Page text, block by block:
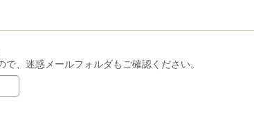
、迷惑メールフォルダもご確認ください。